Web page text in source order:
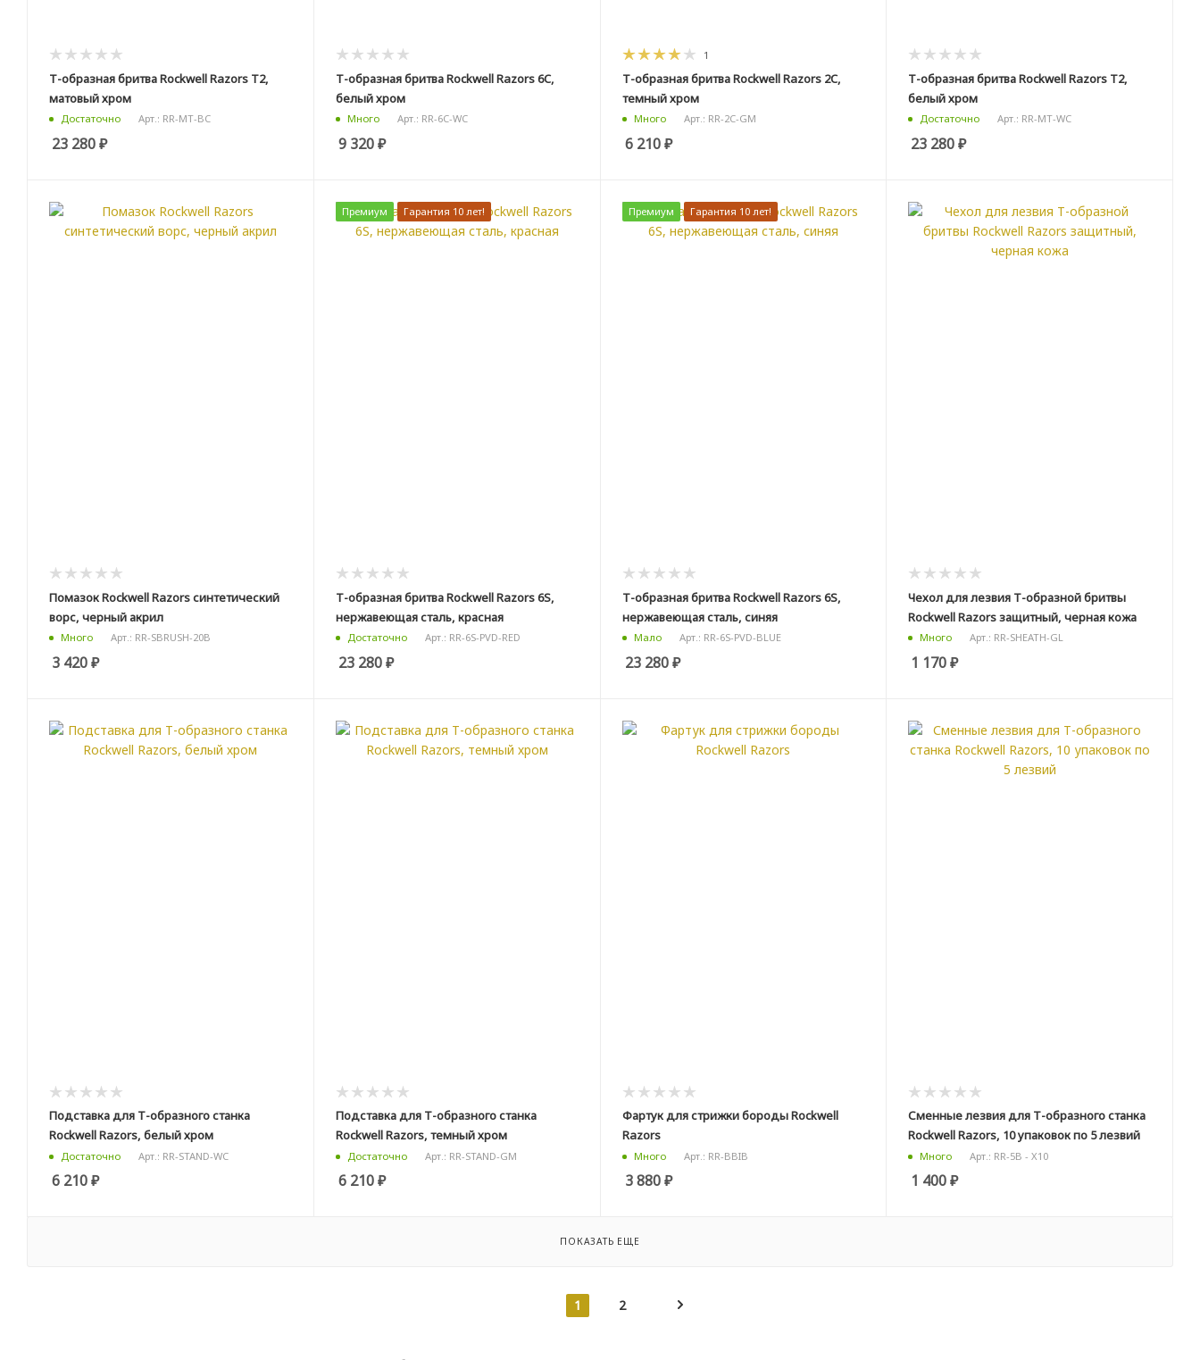
Т-образная бритва Rockwell Razors T2,
матовый хром
Достаточно Арт.: RR-MT-BC
23 280₽
Т-образная бритва Rockwell Razors 6C,
белый хром
Много Арт.: RR-6C-WC
9 320₽
1
Т-образная бритва Rockwell Razors 2C,
темный хром
Много Арт.: RR-2C-GM
6 210₽
Т-образная бритва Rockwell Razors T2,
белый хром
Достаточно Арт.: RR-MT-WC
23 280₽
Помазок Rockwell Razors синтетический
ворс, черный акрил
Много Арт.: RR-SBRUSH-20B
3 420₽
Премиум Гарантия 10 лет!
Т-образная бритва Rockwell Razors 6S,
нержавеющая сталь, красная
Достаточно Арт.: RR-6S-PVD-RED
23 280₽
Премиум Гарантия 10 лет!
Т-образная бритва Rockwell Razors 6S,
нержавеющая сталь, синяя
Мало Арт.: RR-6S-PVD-BLUE
23 280₽
Чехол для лезвия Т-образной бритвы
Rockwell Razors защитный, черная кожа
Много Арт.: RR-SHEATH-GL
1 170₽
Подставка для Т-образного станка
Rockwell Razors, белый хром
Достаточно Арт.: RR-STAND-WC
6 210₽
Подставка для Т-образного станка
Rockwell Razors, темный хром
Достаточно Арт.: RR-STAND-GM
6 210₽
Фартук для стрижки бороды Rockwell
Razors
Много Арт.: RR-BBIB
3 880₽
Сменные лезвия для Т-образного станка
Rockwell Razors, 10 упаковок по 5 лезвий
Много Арт.: RR-5B - X10
1 400₽
ПОКАЗАТЬ ЕЩЕ
1 2